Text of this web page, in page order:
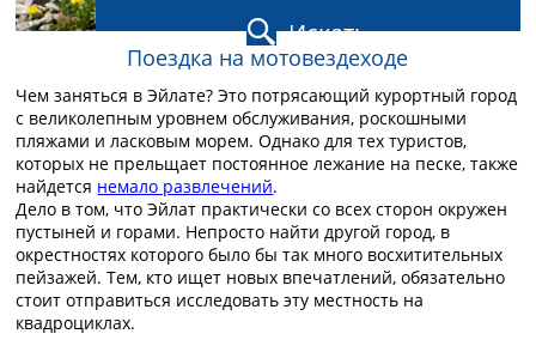
Искать
Поездка на мотовездеходе
Чем заняться в Эйлате? Это потрясающий курортный город
с великолепным уровнем обслуживания, роскошными
пляжами и ласковым морем. Однако для тех туристов,
которых не прельщает постоянное лежание на песке, также
найдется немало развлечений.
Дело в том, что Эйлат практически со всех сторон окружен
пустыней и горами. Непросто найти другой город, в
окрестностях которого было бы так много восхитительных
пейзажей. Тем, кто ищет новых впечатлений, обязательно
стоит отправиться исследовать эту местность на
квадроциклах.